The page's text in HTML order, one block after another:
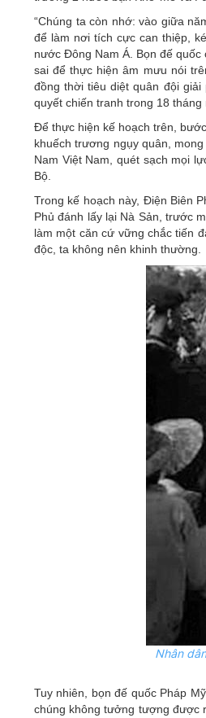
“Chúng ta còn nhớ: vào giữa
để làm nơi tích cực can thiệp,
nước Đông Nam Á. Bọn đế
sai để thực hiện âm mưu nói
đồng thời tiêu diệt quân đội
quyết chiến tranh trong 18
Để thực hiện kế hoạch trên,
khuếch trương ngụy quân,
Nam Việt Nam, quét sạch mọi
Bộ.
Trong kế hoạch này, Điện Biên
Phủ đánh lấy lại Nà Sản, trước
làm một căn cứ vững chắc tiến
độc, ta không nên khinh thường.
Nhân
Tuy nhiên, bọn đế quốc Pháp
chúng không tưởng tượng được